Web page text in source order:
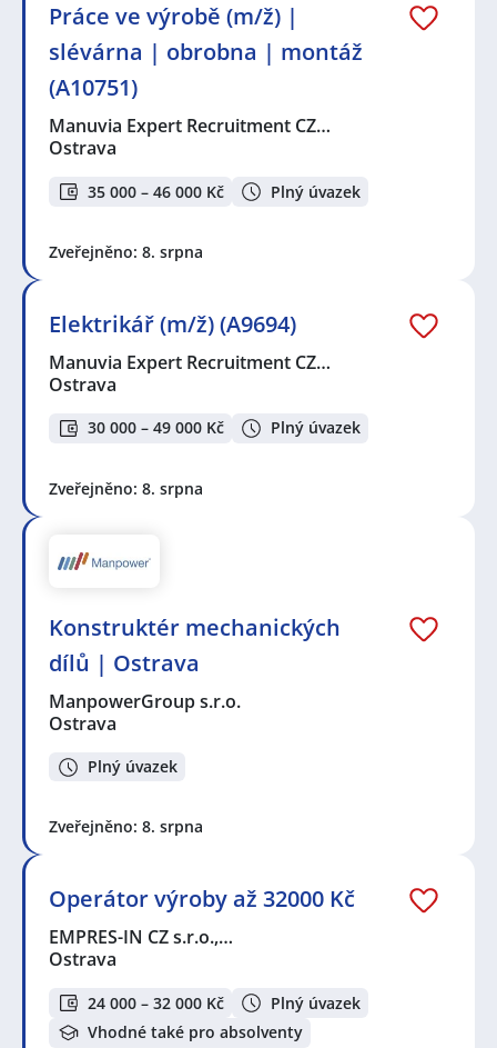
Práce ve výrobě (m/ž) |
slévárna | obrobna | montáž
(A10751)
Manuvia Expert Recruitment CZ…
Ostrava
35 000 – 46 000 Kč Plný úvazek
Zveřejněno: 8. srpna
Elektrikář (m/ž) (A9694)
Manuvia Expert Recruitment CZ…
Ostrava
30 000 – 49 000 Kč Plný úvazek
Zveřejněno: 8. srpna
Konstruktér mechanických
dílů | Ostrava
ManpowerGroup s.r.o.
Ostrava
Plný úvazek
Zveřejněno: 8. srpna
Operátor výroby až 32000 Kč
EMPRES-IN CZ s.r.o.,…
Ostrava
24 000 – 32 000 Kč
Plný úvazek
Vhodné také pro absolventy